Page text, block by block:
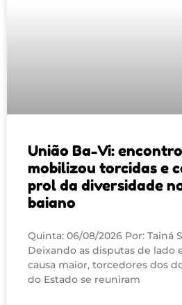
União Ba-Vi:
mobilizou torcidas e
prol da diversidade
baiano
Quinta: 06/08/2026 Por: Tainá
Deixando as disputas de lado
causa maior, torcedores dos
do Estado se reuniram